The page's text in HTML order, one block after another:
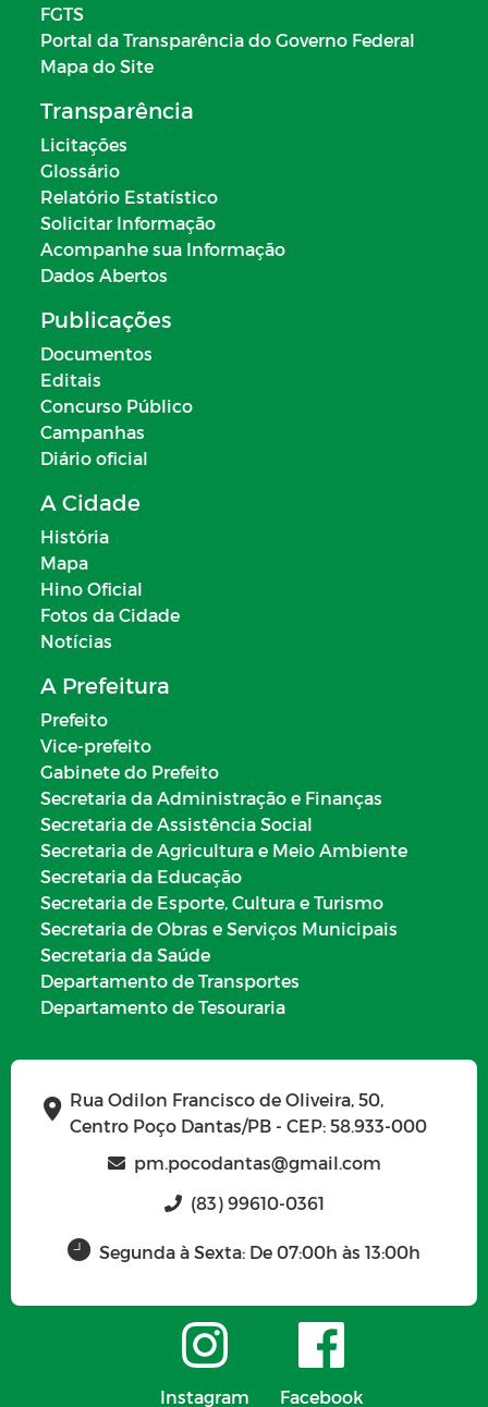
FGTS
Portal da Transparência do Governo Federal
Mapa do Site
Transparência
Licitações
Glossário
Relatório Estatístico
Solicitar Informação
Acompanhe sua Informação
Dados Abertos
Publicações
Documentos
Editais
Concurso Público
Campanhas
Diário oficial
A Cidade
História
Mapa
Hino Oficial
Fotos da Cidade
Notícias
A Prefeitura
Prefeito
Vice-prefeito
Gabinete do Prefeito
Secretaria da Administração e Finanças
Secretaria de Assistência Social
Secretaria de Agricultura e Meio Ambiente
Secretaria da Educação
Secretaria de Esporte, Cultura e Turismo
Secretaria de Obras e Serviços Municipais
Secretaria da Saúde
Departamento de Transportes
Departamento de Tesouraria
Rua Odilon Francisco de Oliveira, 50,
Centro Poço Dantas/PB - CEP: 58.933-000
pm.pocodantas@gmail.com
(83) 99610-0361
Segunda à Sexta: De 07:00h às 13:00h
Instagram Facebook